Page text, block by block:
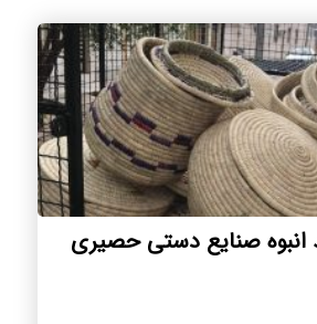
انبوه صنایع دستی حصیری